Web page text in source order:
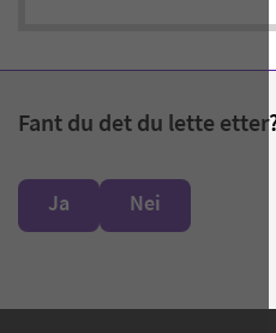
Fant du det du lette
Ja Nei